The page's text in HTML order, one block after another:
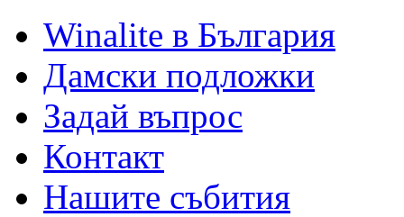
Winalite в България
Дамски подложки
Задай въпрос
Контакт
Нашите събития